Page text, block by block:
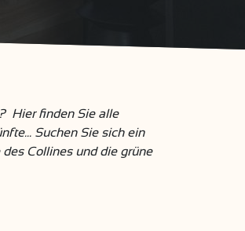
Hier finden Sie alle
Suchen Sie sich ein
Collines und die grüne